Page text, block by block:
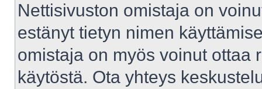
Nettisivuston omistaja on
estänyt tietyn nimen
omistaja on myös voinut ottaa
käytöstä. Ota yhteys